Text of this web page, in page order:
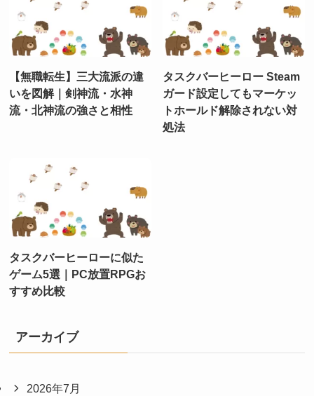
【無職転生】三大流派の違
いを図解｜剣神流・水神
流・北神流の強さと相性
タスクバーヒーロー Steam
ガード設定してもマーケッ
トホールド解除されない対
処法
タスクバーヒーローに似た
ゲーム5選｜PC放置RPGお
すすめ比較
アーカイブ
2026年7月